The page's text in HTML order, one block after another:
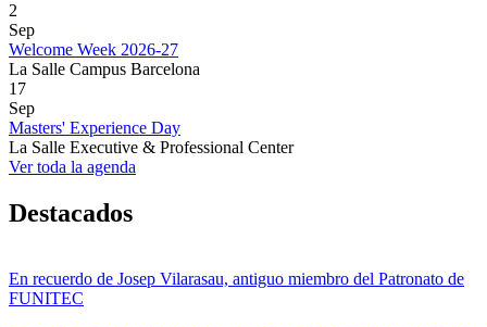
2
Sep
Welcome Week 2026-27
La Salle Campus Barcelona
17
Sep
Masters' Experience Day
La Salle Executive & Professional Center
Ver toda la agenda
Destacados
En recuerdo de Josep Vilarasau, antiguo miembro del Patronato de
FUNITEC